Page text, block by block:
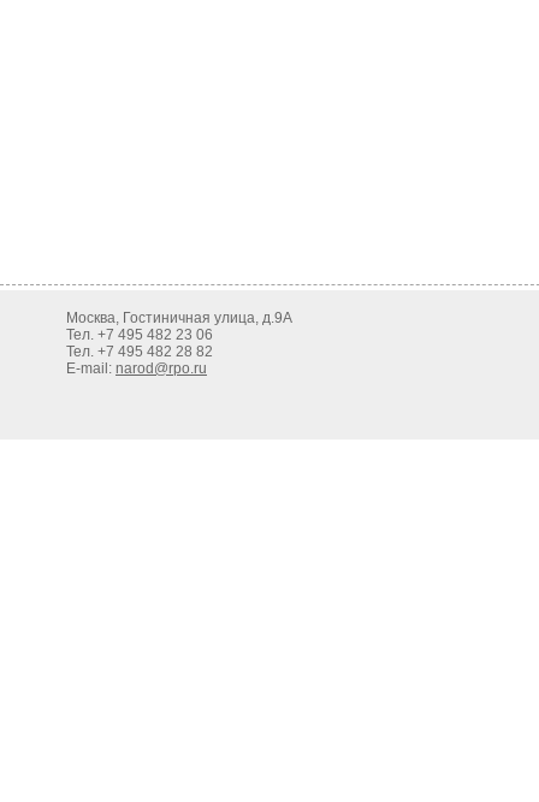
Москва, Гостиничная улица, д.9А
Тел. +7 495 482 23 06
Тел. +7 495 482 28 82
E-mail: narod@rpo.ru